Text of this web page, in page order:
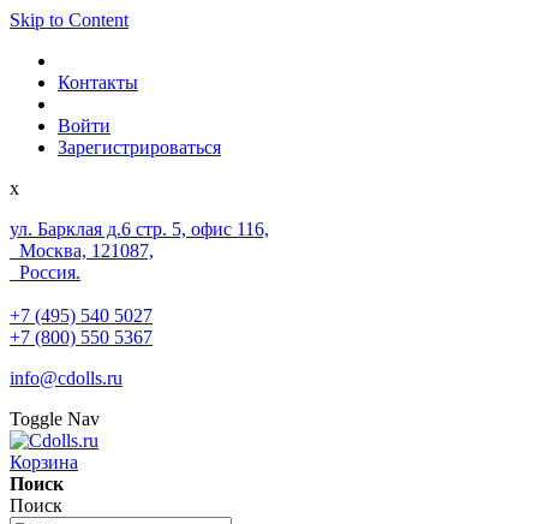
Skip to Content
Контакты
Войти
Зарегистрироваться
x
ул. Барклая д.6 стр. 5, офис 116,
Москва, 121087,
Россия.
+7 (495) 540 5027
+7 (800) 550 5367
info@cdolls.ru
Toggle Nav
Корзина
Поиск
Поиск